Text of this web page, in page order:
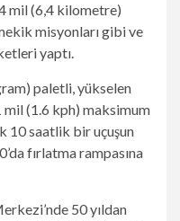
mil (6,4 kilometre)
misyonları gibi ve
yaptı.
paletli, yükselen
mil (1.6 kph) maksimum
10 saatlik bir uçuşun
fırlatma rampasına
50 yıldan